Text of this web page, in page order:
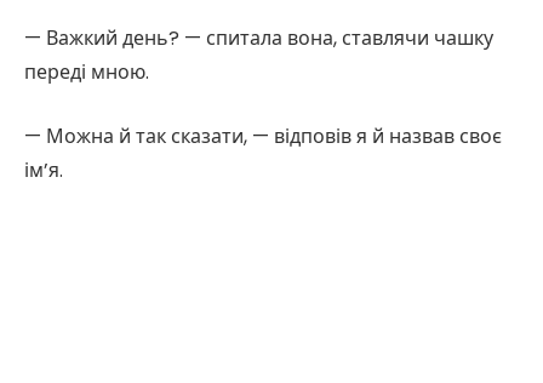
— Важкий день? — спитала вона, ставлячи чашку
переді мною.
— Можна й так сказати, — відповів я й назвав своє
ім’я.